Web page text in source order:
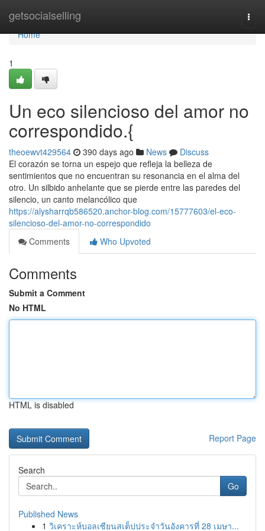
getsocialselling
Home
Home
1
Un eco silencioso del amor no
correspondido.{
theoewvt429564 390 days ago News
Discuss
El corazón se torna un espejo que refleja la belleza de
sentimientos que no encuentran su resonancia en el alma del
otro. Un silbido anhelante que se pierde entre las paredes del
silencio, un canto melancólico que
https://alysharrqb586520.anchor-blog.com/15777603/el-eco-
silencioso-del-amor-no-correspondido
Comments
Who Upvoted
Comments
Submit a Comment
No HTML
HTML is disabled
Report Page
Search
Go
Published News
1 วิเคราะห์บอลเซียนสเต็ปประจำวันอังคารที่ 28 เมษา...